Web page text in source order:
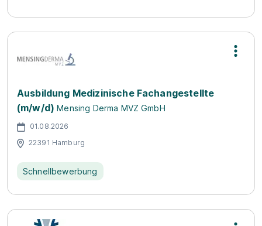
Ausbildung Medizinische Fachangestellte
(m/w/d) Mensing Derma MVZ GmbH
01.08.2026
22391 Hamburg
Schnellbewerbung